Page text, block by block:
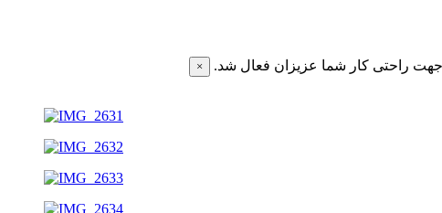
راحتی کار شما عزیزان فعال شد. ×